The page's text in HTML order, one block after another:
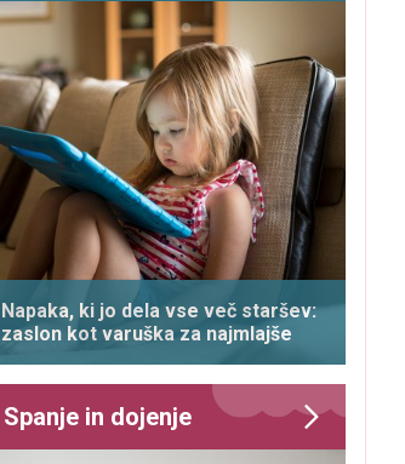
Napaka, ki jo dela vse več staršev:
zaslon kot varuška za najmlajše
Spanje in dojenje